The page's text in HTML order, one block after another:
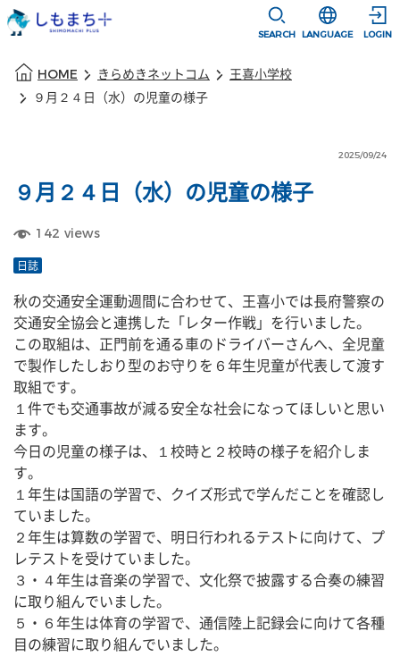
SEARCH
選択すると言
LANGUAGE LOGIN
HOME きらめきネットコム
王喜小学校
９月２４日（水）の児童の様子
2025/09/24
９月２４日（水）の児童の様子
142 views
日誌
秋の交通安全運動週間に合わせて、王喜小では長府警察の
交通安全協会と連携した「レター作戦」を行いました。
この取組は、正門前を通る車のドライバーさんへ、全児童
で製作したしおり型のお守りを６年生児童が代表して渡す
取組です。
１件でも交通事故が減る安全な社会になってほしいと思い
ます。
今日の児童の様子は、１校時と２校時の様子を紹介しま
す。
１年生は国語の学習で、クイズ形式で学んだことを確認し
ていました。
２年生は算数の学習で、明日行われるテストに向けて、プ
レテストを受けていました。
３・４年生は音楽の学習で、文化祭で披露する合奏の練習
に取り組んでいました。
５・６年生は体育の学習で、通信陸上記録会に向けて各種
目の練習に取り組んでいました。